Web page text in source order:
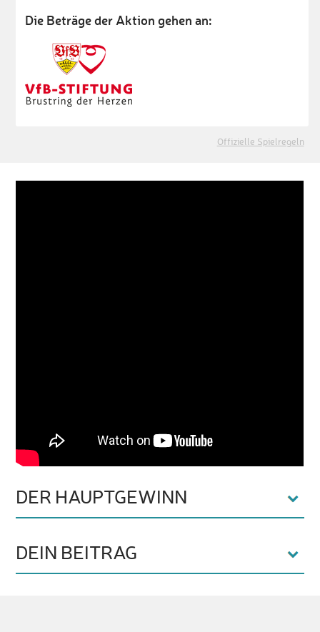
Die Beträge der Aktion gehen an:
Offizielle Spielregeln
DER HAUPTGEWINN
DEIN BEITRAG